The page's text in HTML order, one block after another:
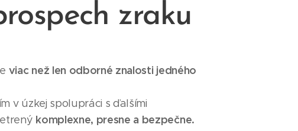
zraku
viac než len odborné znalosti jedného
v úzkej spolupráci s ďalšími
komplexne, presne a bezpečne.